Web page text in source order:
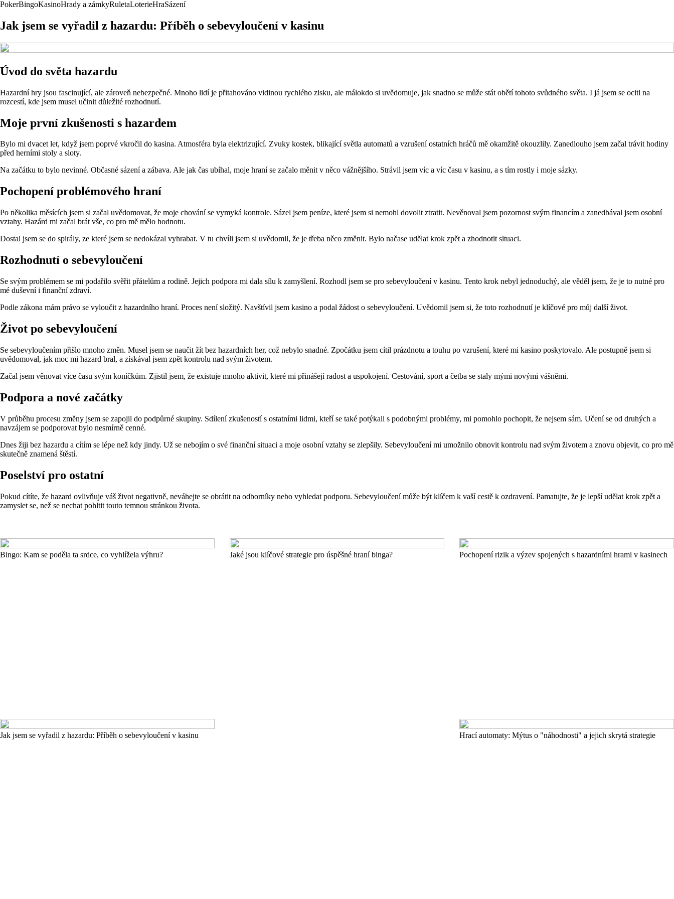
PokerBingoKasinoHrady a zámkyRuletaLoterieHraSázení
Jak jsem se vyřadil z hazardu: Příběh o sebevyloučení v kasinu
Úvod do světa hazardu
Hazardní hry jsou fascinující, ale zároveň nebezpečné. Mnoho lidí je přitahováno vidinou rychlého zisku, ale málokdo si uvědomuje, jak snadno se může stát obětí tohoto svůdného světa. I já jsem se ocitl na
rozcestí, kde jsem musel učinit důležité rozhodnutí.
Moje první zkušenosti s hazardem
Bylo mi dvacet let, když jsem poprvé vkročil do kasina. Atmosféra byla elektrizující. Zvuky kostek, blikající světla automatů a vzrušení ostatních hráčů mě okamžitě okouzlily. Zanedlouho jsem začal trávit hodiny
před herními stoly a sloty.
Na začátku to bylo nevinné. Občasné sázení a zábava. Ale jak čas ubíhal, moje hraní se začalo měnit v něco vážnějšího. Strávil jsem víc a víc času v kasinu, a s tím rostly i moje sázky.
Pochopení problémového hraní
Po několika měsících jsem si začal uvědomovat, že moje chování se vymyká kontrole. Sázel jsem peníze, které jsem si nemohl dovolit ztratit. Nevěnoval jsem pozornost svým financím a zanedbával jsem osobní
vztahy. Hazárd mi začal brát vše, co pro mě mělo hodnotu.
Dostal jsem se do spirály, ze které jsem se nedokázal vyhrabat. V tu chvíli jsem si uvědomil, že je třeba něco změnit. Bylo načase udělat krok zpět a zhodnotit situaci.
Rozhodnutí o sebevyloučení
Se svým problémem se mi podařilo svěřit přátelům a rodině. Jejich podpora mi dala sílu k zamyšlení. Rozhodl jsem se pro sebevyloučení v kasinu. Tento krok nebyl jednoduchý, ale věděl jsem, že je to nutné pro
mé duševní i finanční zdraví.
Podle zákona mám právo se vyloučit z hazardního hraní. Proces není složitý. Navštívil jsem kasino a podal žádost o sebevyloučení. Uvědomil jsem si, že toto rozhodnutí je klíčové pro můj další život.
Život po sebevyloučení
Se sebevyloučením přišlo mnoho změn. Musel jsem se naučit žít bez hazardních her, což nebylo snadné. Zpočátku jsem cítil prázdnotu a touhu po vzrušení, které mi kasino poskytovalo. Ale postupně jsem si
uvědomoval, jak moc mi hazard bral, a získával jsem zpět kontrolu nad svým životem.
Začal jsem věnovat více času svým koníčkům. Zjistil jsem, že existuje mnoho aktivit, které mi přinášejí radost a uspokojení. Cestování, sport a četba se staly mými novými vášněmi.
Podpora a nové začátky
V průběhu procesu změny jsem se zapojil do podpůrné skupiny. Sdílení zkušeností s ostatními lidmi, kteří se také potýkali s podobnými problémy, mi pomohlo pochopit, že nejsem sám. Učení se od druhých a
navzájem se podporovat bylo nesmírně cenné.
Dnes žiji bez hazardu a cítím se lépe než kdy jindy. Už se nebojím o své finanční situaci a moje osobní vztahy se zlepšily. Sebevyloučení mi umožnilo obnovit kontrolu nad svým životem a znovu objevit, co pro mě
skutečně znamená štěstí.
Poselství pro ostatní
Pokud cítíte, že hazard ovlivňuje váš život negativně, neváhejte se obrátit na odborníky nebo vyhledat podporu. Sebevyloučení může být klíčem k vaší cestě k ozdravení. Pamatujte, že je lepší udělat krok zpět a
zamyslet se, než se nechat pohltit touto temnou stránkou života.
Bingo: Kam se poděla ta srdce, co vyhlížela výhru? Jaké jsou klíčové strategie pro úspěšné hraní binga? Pochopení rizik a výzev spojených s hazardními hrami v kasinech
Jak jsem se vyřadil z hazardu: Příběh o sebevyloučení v kasinu Hrací automaty: Mýtus o "náhodnosti" a jejich skrytá strategie